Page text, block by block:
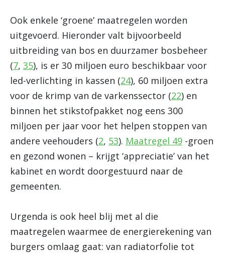
Ook enkele ‘groene’ maatregelen worden
uitgevoerd. Hieronder valt bijvoorbeeld
uitbreiding van bos en duurzamer bosbeheer
(7, 35), is er 30 miljoen euro beschikbaar voor
led-verlichting in kassen (24), 60 miljoen extra
voor de krimp van de varkenssector (22) en
binnen het stikstofpakket nog eens 300
miljoen per jaar voor het helpen stoppen van
andere veehouders (2, 53). Maatregel 49 -groen
en gezond wonen – krijgt ‘appreciatie’ van het
kabinet en wordt doorgestuurd naar de
gemeenten.
Urgenda is ook heel blij met al die
maatregelen waarmee de energierekening van
burgers omlaag gaat: van radiatorfolie tot